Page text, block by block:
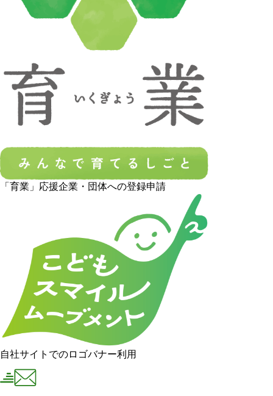
「育業」応援企業・団体への登録申請
自社サイトでのロゴバナー利用